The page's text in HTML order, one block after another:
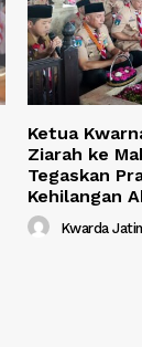
Ketua
Ziarah ke
Tegaskan
Kehilangan
Kwarda